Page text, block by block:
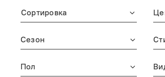
Сортировка
Сезон
Пол